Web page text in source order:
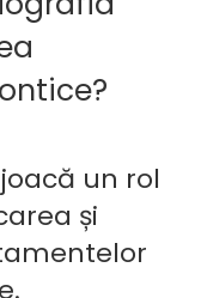
joacă un rol
și